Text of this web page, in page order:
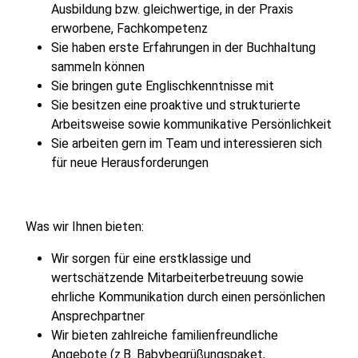
Ausbildung bzw. gleichwertige, in der Praxis
erworbene, Fachkompetenz
Sie haben erste Erfahrungen in der Buchhaltung
sammeln können
Sie bringen gute Englischkenntnisse mit
Sie besitzen eine proaktive und strukturierte
Arbeitsweise sowie kommunikative Persönlichkeit
Sie arbeiten gern im Team und interessieren sich
für neue Herausforderungen
Was wir Ihnen bieten:
Wir sorgen für eine erstklassige und
wertschätzende Mitarbeiterbetreuung sowie
ehrliche Kommunikation durch einen persönlichen
Ansprechpartner
Wir bieten zahlreiche familienfreundliche
Angebote (z.B. Babybegrüßungspaket,